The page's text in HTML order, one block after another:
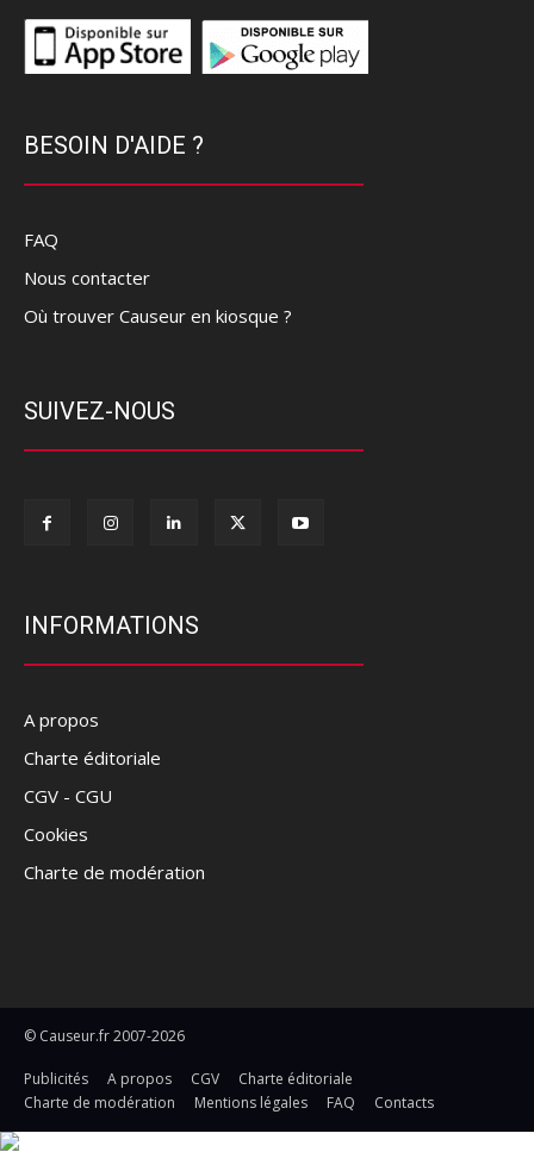
BESOIN D'AIDE ?
FAQ
Nous contacter
Où trouver Causeur en kiosque ?
SUIVEZ-NOUS
INFORMATIONS
A propos
Charte éditoriale
CGV - CGU
Cookies
Charte de modération
© Causeur.fr 2007-2026
Publicités A propos CGV
Charte éditoriale
Charte de modération
Mentions légales FAQ Contacts